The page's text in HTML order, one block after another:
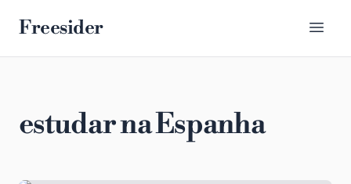
Freesider
estudar na Espanha